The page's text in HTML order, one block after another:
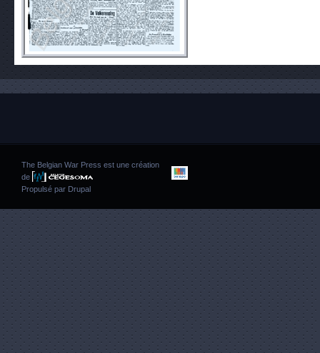
The Belgian War Press est une création
de
Propulsé par Drupal